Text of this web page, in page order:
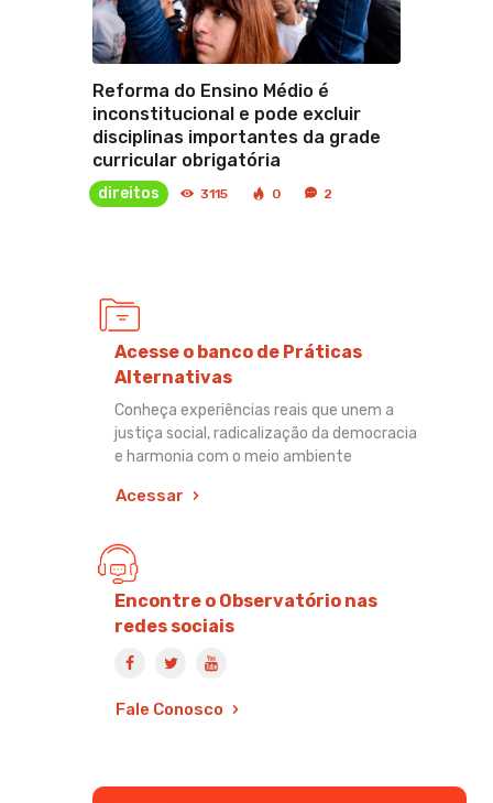
Reforma do Ensino Médio é
inconstitucional e pode excluir
disciplinas importantes da grade
curricular obrigatória
direitos 3115 0 2
Acesse o banco de Práticas
Alternativas
Conheça experiências reais que unem a
justiça social, radicalização da democracia
e harmonia com o meio ambiente
Acessar
Encontre o Observatório nas
redes sociais
Fale Conosco